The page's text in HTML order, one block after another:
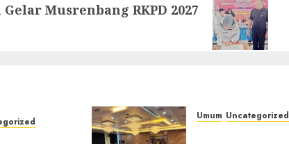
Musrenbang RKPD 2027
Umum Uncategorized